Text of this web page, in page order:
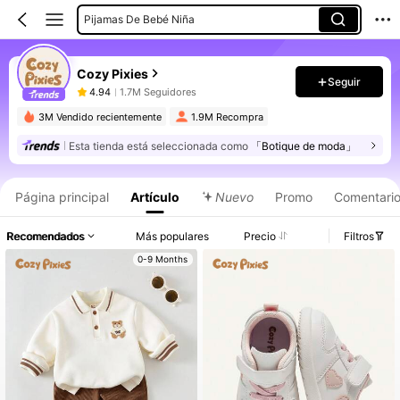
Pijamas De Bebé Niña
Cozy Pixies
4.94 1.7M Seguidores
Seguir
3M Vendido recientemente 1.9M Recompra
Esta tienda está seleccionada como 「Botique de moda」
Página principal Artículo Nuevo Promo
Recomendados Más populares Precio Filtros
0-9 Months